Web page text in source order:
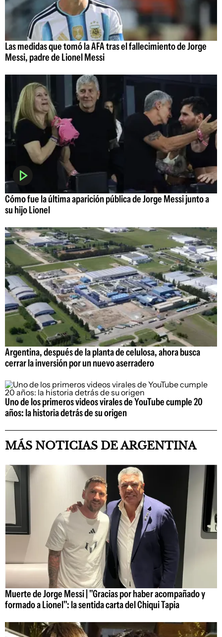
Las medidas que tomó la AFA tras el fallecimiento de Jorge
Messi, padre de Lionel Messi
Cómo fue la última aparición pública de Jorge Messi junto a
su hijo Lionel
Argentina, después de la planta de celulosa, ahora busca
cerrar la inversión por un nuevo aserradero
Uno de los primeros videos virales de YouTube cumple 20
años: la historia detrás de su origen
MÁS NOTICIAS DE ARGENTINA
Muerte de Jorge Messi | "Gracias por haber acompañado y
formado a Lionel": la sentida carta del Chiqui Tapia